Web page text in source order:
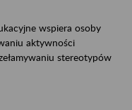
wspiera osoby
aktywności
stereotypów